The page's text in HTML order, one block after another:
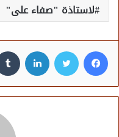
لاستاذة "صفاء على"
فيسبوك تويتر لينكدإن